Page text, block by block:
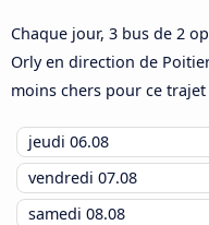
Chaque jour, 3 bus de 2
Orly en direction de
moins chers pour ce
jeudi 06.08
vendredi 07.08
samedi 08.08